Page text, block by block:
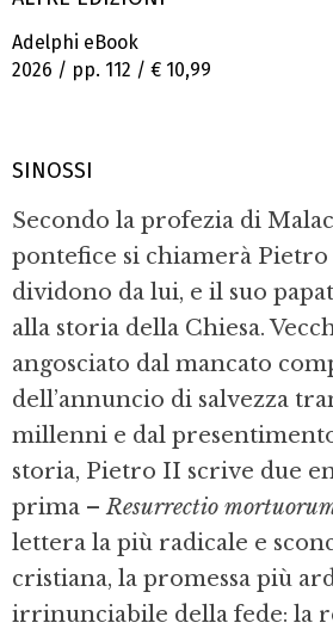
Adelphi eBook
2026 / pp. 112 / € 10,99
SINOSSI
Secondo la profezia di
pontefice si chiamerà
dividono da lui, e il suo
alla storia della Chiesa.
angosciato dal mancato
dell’annuncio di salvezza
millenni e dal
storia, Pietro II scrive due
prima –Resurrectio
lettera la più radicale e
cristiana, la promessa più
irrinunciabile della fede: la